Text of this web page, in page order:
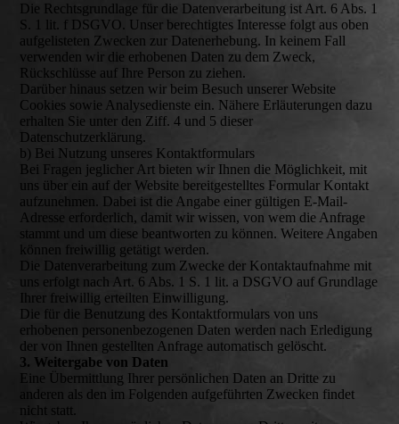
Die Rechtsgrundlage für die Datenverarbeitung ist Art. 6 Abs. 1
S. 1 lit. f DSGVO. Unser berechtigtes Interesse folgt aus oben
aufgelisteten Zwecken zur Datenerhebung. In keinem Fall
verwenden wir die erhobenen Daten zu dem Zweck,
Rückschlüsse auf Ihre Person zu ziehen.
Darüber hinaus setzen wir beim Besuch unserer Website
Cookies sowie Analysedienste ein. Nähere Erläuterungen dazu
erhalten Sie unter den Ziff. 4 und 5 dieser
Datenschutzerklärung.
b) Bei Nutzung unseres Kontaktformulars
Bei Fragen jeglicher Art bieten wir Ihnen die Möglichkeit, mit
uns über ein auf der Website bereitgestelltes Formular Kontakt
aufzunehmen. Dabei ist die Angabe einer gültigen E-Mail-
Adresse erforderlich, damit wir wissen, von wem die Anfrage
stammt und um diese beantworten zu können. Weitere Angaben
können freiwillig getätigt werden.
Die Datenverarbeitung zum Zwecke der Kontaktaufnahme mit
uns erfolgt nach Art. 6 Abs. 1 S. 1 lit. a DSGVO auf Grundlage
Ihrer freiwillig erteilten Einwilligung.
Die für die Benutzung des Kontaktformulars von uns
erhobenen personenbezogenen Daten werden nach Erledigung
der von Ihnen gestellten Anfrage automatisch gelöscht.
3. Weitergabe von Daten
Eine Übermittlung Ihrer persönlichen Daten an Dritte zu
anderen als den im Folgenden aufgeführten Zwecken findet
nicht statt.